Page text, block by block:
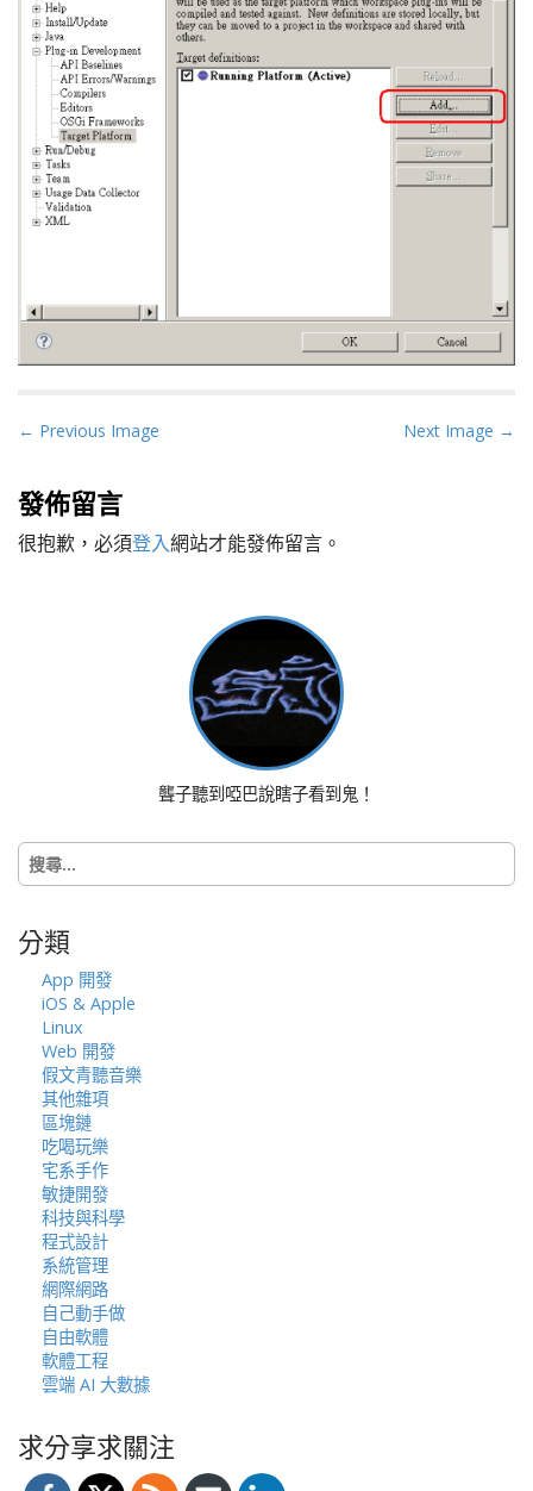
P
s
t
n
← Previous Image Next Image →
發佈留言
很抱歉，必須登入網站才能發佈留言。
聾子聽到啞巴說瞎子看到鬼！
搜
尋
字:
分類
App 開發
iOS & Apple
Linux
Web 開發
假文青聽音樂
其他雜項
區塊鏈
吃喝玩樂
宅系手作
敏捷開發
科技與科學
程式設計
系統管理
網際網路
自己動手做
自由軟體
軟體工程
雲端 AI 大數據
求分享求關注